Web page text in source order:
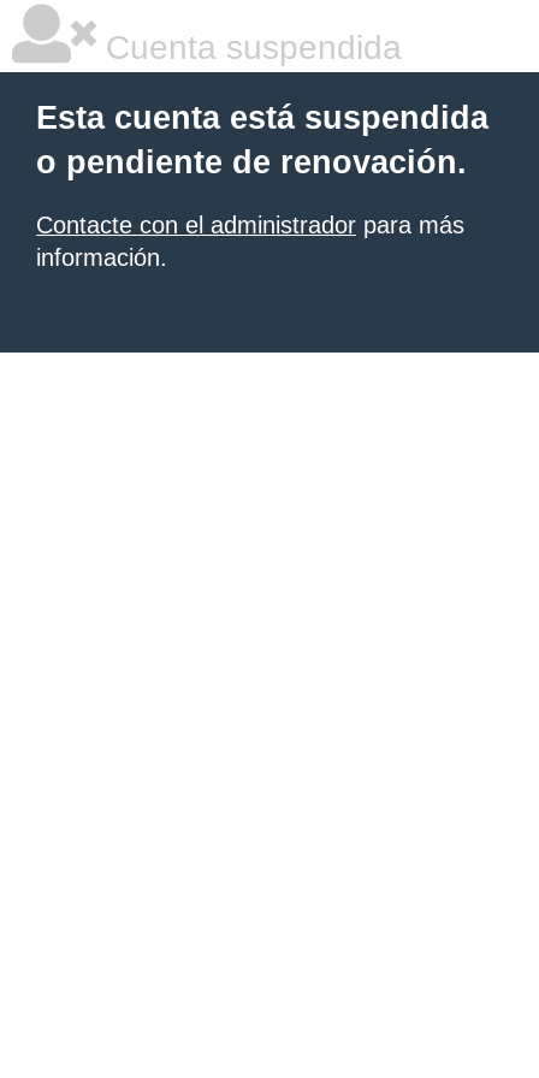
Cuenta suspendida
Esta cuenta está suspendida
o pendiente de renovación.
Contacte con el administrador para más
información.